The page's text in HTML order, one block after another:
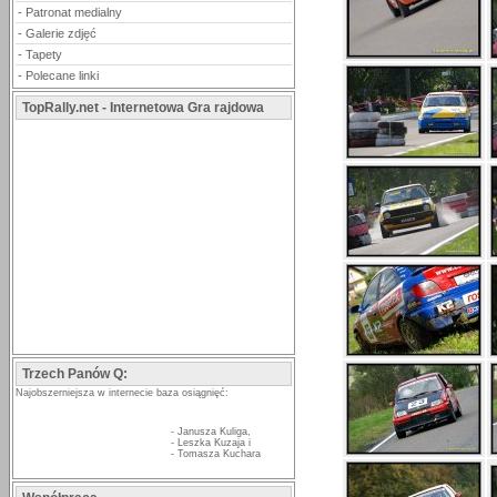
- Patronat medialny
- Galerie zdjęć
- Tapety
- Polecane linki
TopRally.net - Internetowa Gra rajdowa
Trzech Panów Q:
Najobszerniejsza w internecie baza osiągnięć:
- Janusza Kuliga,
- Leszka Kuzaja i
- Tomasza Kuchara